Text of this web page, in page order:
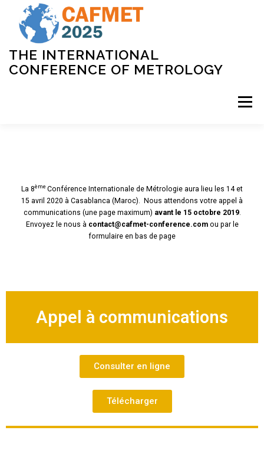
THE INTERNATIONAL
CONFERENCE OF METROLOGY
Menu
INSCRIPTION LIEU PARTENAIRES
La 8ème Conférence Internationale de Métrologie aura lieu les 14 et
15 avril 2020 à Casablanca (Maroc). Nous attendons votre appel à
communications (une page maximum) avant le 15 octobre 2019.
Envoyez le nous à contact@cafmet-conference.comou par le
formulaire en bas de page
Appel à communications
Consulter en ligne
Télécharger